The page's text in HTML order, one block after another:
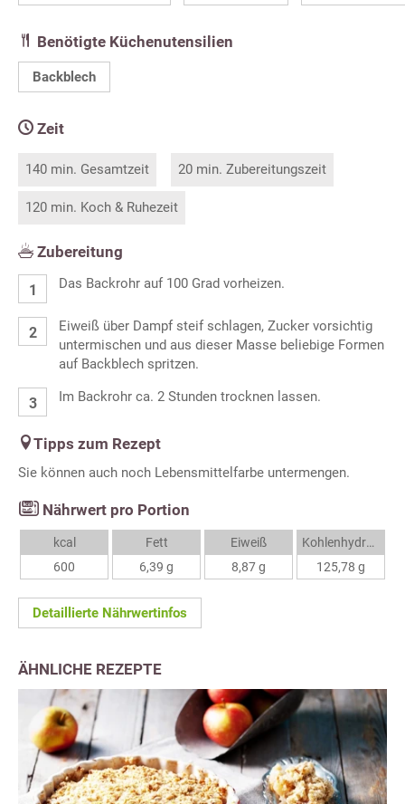
Benötigte Küchenutensilien
Backblech
Zeit
140 min. Gesamtzeit 20 min. Zubereitungszeit
120 min. Koch & Ruhezeit
Zubereitung
Das Backrohr auf 100 Grad vorheizen.
Eiweiß über Dampf steif schlagen, Zucker vorsichtig
untermischen und aus dieser Masse beliebige Formen
auf Backblech spritzen.
Im Backrohr ca. 2 Stunden trocknen lassen.
Tipps zum Rezept
Sie können auch noch Lebensmittelfarbe untermengen.
Nährwert pro Portion
kcal
600
Fett
6,39 g
Eiweiß
8,87 g
Kohlenhydrate
125,78 g
Detaillierte Nährwertinfos
ÄHNLICHE REZEPTE